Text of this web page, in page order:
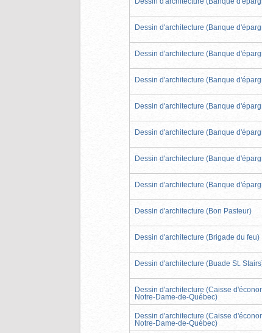
Dessin d'architecture (Banque
Dessin d'architecture (Banque
Dessin d'architecture (Banque
Dessin d'architecture (Banque
Dessin d'architecture (Banque
Dessin d'architecture (Banque
Dessin d'architecture (Banque
Dessin d'architecture (Bon Pasteur)
Dessin d'architecture (Brigade du feu)
Dessin d'architecture (Buade St.
Dessin d'architecture (Caisse
Notre-Dame-de-Québec)
Dessin d'architecture (Caisse
Notre-Dame-de-Québec)